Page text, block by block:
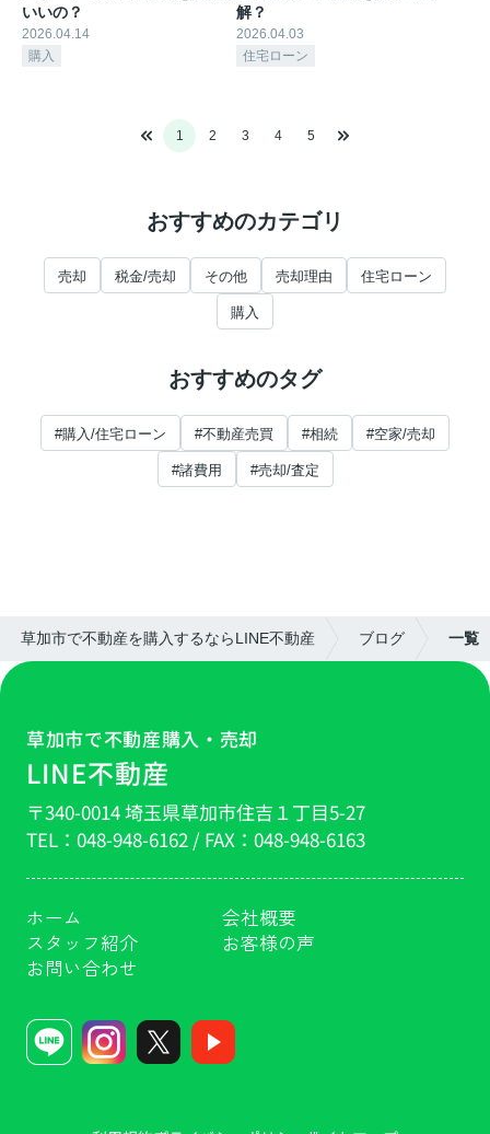
いいの？
2026.04.14
購入
解？
2026.04.03
住宅ローン
1 2 3 4 5
おすすめのカテゴリ
売却 税金/売却 その他 売却理由 住宅ローン
購入
おすすめのタグ
#購入/住宅ローン #不動産売買 #相続 #空家/売却
#諸費用 #売却/査定
草加市で不動産を購入するならLINE不動産 ブログ 一覧
草加市で不動産購入・売却
LINE不動産
〒340-0014 埼玉県草加市住吉１丁目5-27
TEL： 048-948-6162/ FAX： 048-948-6163
ホーム
会社概要
スタッフ紹介
お客様の声
お問い合わせ